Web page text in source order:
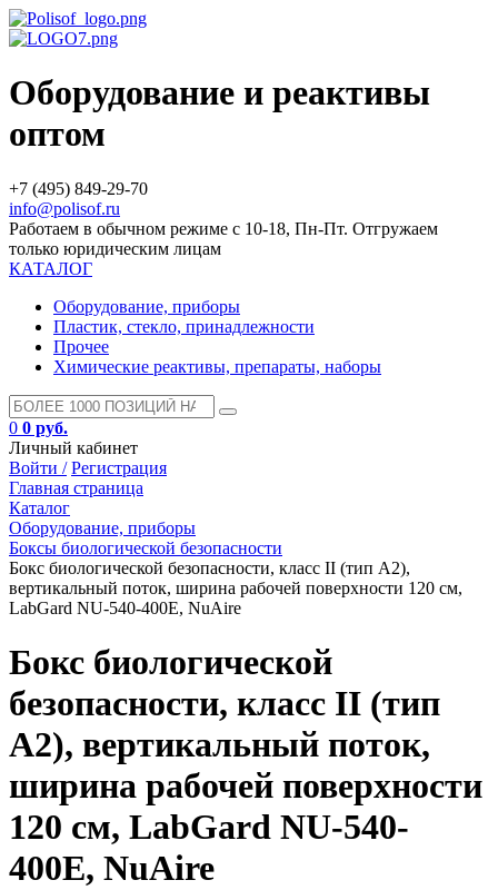
Оборудование и реактивы
оптом
+7 (495) 849-29-70
info@polisof.ru
Работаем в обычном режиме с 10-18, Пн-Пт. Отгружаем
только юридическим лицам
КАТАЛОГ
Оборудование, приборы
Пластик, стекло, принадлежности
Прочее
Химические реактивы, препараты, наборы
0 0 руб.
Личный кабинет
Войти / Регистрация
Главная страница
Каталог
Оборудование, приборы
Боксы биологической безопасности
Бокс биологической безопасности, класс II (тип A2),
вертикальный поток, ширина рабочей поверхности 120 см,
LabGard NU-540-400E, NuAire
Бокс биологической
безопасности, класс II (тип
A2), вертикальный поток,
ширина рабочей поверхности
120 см, LabGard NU-540-
400E, NuAire